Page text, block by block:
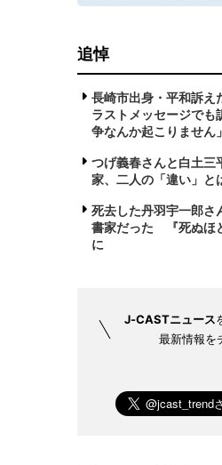
追悼
長崎市出身・平和訴
ラストメッセージで
争なんか起こりません」
つげ義春さんと白土
家、二人の「違い」と
死去した丹羽宇一郎さ
書家だった 『死ぬほ
に
J-CASTニュース
最新情報を